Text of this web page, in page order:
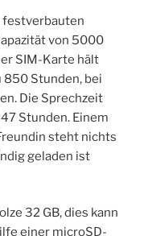
festverbauten
von 5000
SIM-Karte hält
850 Stunden, bei
Die Sprechzeit
Stunden. Einem
steht nichts
geladen ist
32 GB, dies kann
einer microSD-